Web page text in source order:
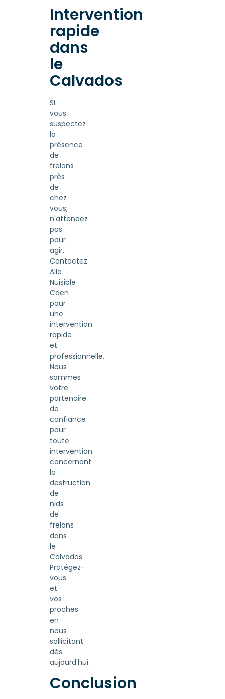
Intervention
rapide
dans
le
Calvados
Si
vous
suspectez
la
présence
de
frelons
près
de
chez
vous,
n'attendez
pas
pour
agir.
Contactez
Allo
Nuisible
Caen
pour
une
intervention
rapide
et
professionnelle.
Nous
sommes
votre
partenaire
de
confiance
pour
toute
intervention
concernant
la
destruction
de
nids
de
frelons
dans
le
Calvados.
Protégez-
vous
et
vos
proches
en
nous
sollicitant
dès
aujourd'hui.
Conclusion